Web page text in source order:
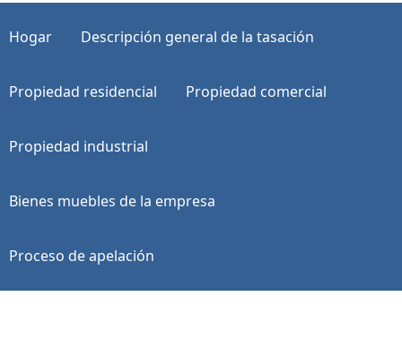
Hogar Descripción general de la tasación
Propiedad residencial Propiedad comercial
Propiedad industrial
Bienes muebles de la empresa
Proceso de apelación